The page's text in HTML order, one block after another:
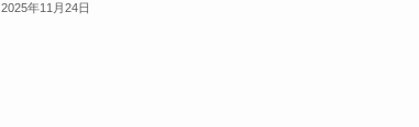
2025年11月24日